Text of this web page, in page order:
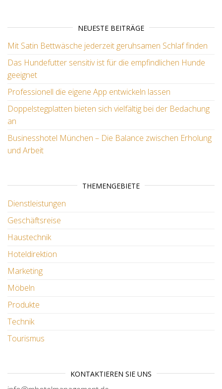
NEUESTE BEITRÄGE
Mit Satin Bettwäsche jederzeit geruhsamen Schlaf finden
Das Hundefutter sensitiv ist für die empfindlichen Hunde
geeignet
Professionell die eigene App entwickeln lassen
Doppelstegplatten bieten sich vielfältig bei der Bedachung
an
Businesshotel München – Die Balance zwischen Erholung
und Arbeit
THEMENGEBIETE
Dienstleistungen
Geschäftsreise
Haustechnik
Hoteldirektion
Marketing
Möbeln
Produkte
Technik
Tourismus
KONTAKTIEREN SIE UNS